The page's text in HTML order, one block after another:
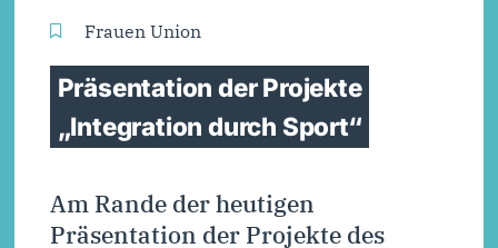
Frauen Union
Präsentation der Projekte
„Integration durch Sport“
Am Rande der heutigen
Präsentation der Projekte des